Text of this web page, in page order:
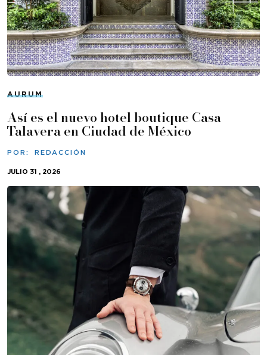
AURUM
Así es el nuevo hotel boutique Casa
Talavera en Ciudad de México
POR: REDACCIÓN
JULIO 31 , 2026